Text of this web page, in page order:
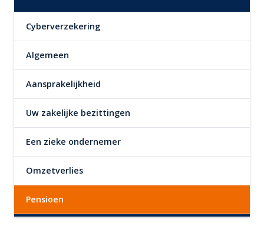
Cyberverzekering
Algemeen
Aansprakelijkheid
Uw zakelijke bezittingen
Een zieke ondernemer
Omzetverlies
Pensioen